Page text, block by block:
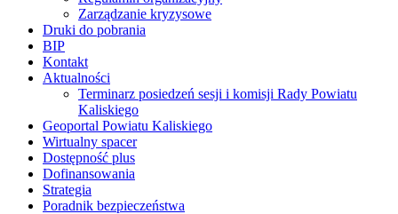
Zarządzanie kryzysowe
Druki do pobrania
BIP
Kontakt
Aktualności
Terminarz posiedzeń sesji i komisji Rady Powiatu
Kaliskiego
Geoportal Powiatu Kaliskiego
Wirtualny spacer
Dostępność plus
Dofinansowania
Strategia
Poradnik bezpieczeństwa